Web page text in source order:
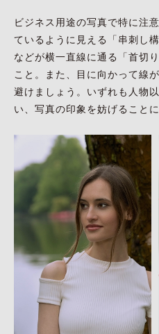
ビジネス用途の写真で特に注
ているように見える「串刺し
などが横一直線に通る「首切
こと。また、目に向かって線
避けましょう。いずれも人物
い、写真の印象を妨げることに